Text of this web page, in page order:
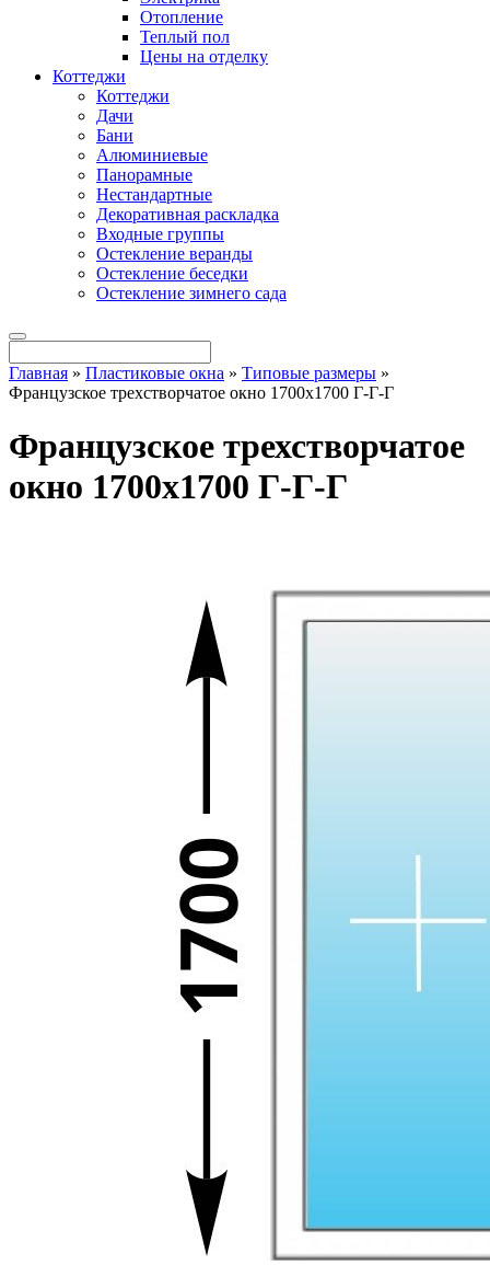
Отопление
Теплый пол
Цены на отделку
Коттеджи
Коттеджи
Дачи
Бани
Алюминиевые
Панорамные
Нестандартные
Декоративная раскладка
Входные группы
Остекление веранды
Остекление беседки
Остекление зимнего сада
Главная » Пластиковые окна » Типовые размеры »
Французское трехстворчатое окно 1700х1700 Г-Г-Г
Французское трехстворчатое
окно 1700х1700 Г-Г-Г